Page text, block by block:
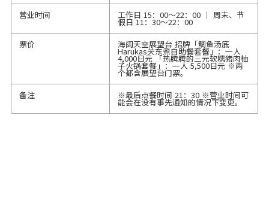
营业时间
工作日 15：00～22：00 ｜ 周末、节
假日 11：30～22：00
票价
海阔天空展望台 招牌「鲷鱼汤底
Harukas关东煮自助餐套餐」：一人
4,000日元 「热腾腾的三元软糯猪肉柚
子火锅套餐」：一人 5,500日元 ※两
个都含展望台门票。
备注
※最后点餐时间 21：30 ※营业时间可
能会在没有事先通知的情况下变更。